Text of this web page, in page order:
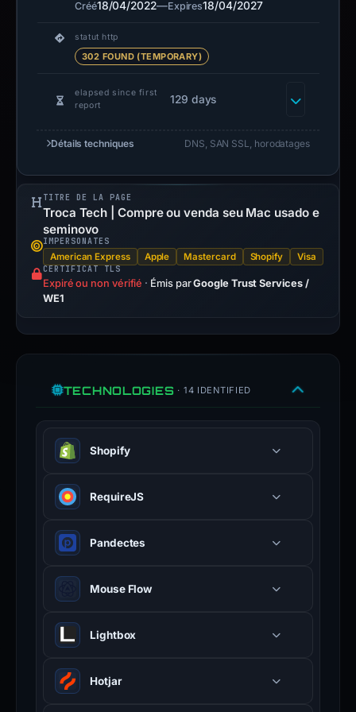
Créé18/04/2022—Expires18/04/2027
statut http
302 FOUND (TEMPORARY)
elapsed since first
report
129 days
Détails techniques DNS, SAN SSL, horodatages
TITRE DE LA PAGE
Troca Tech | Compre ou venda seu Mac usado e
seminovo
IMPERSONATES
American Express Apple Mastercard Shopify Visa
CERTIFICAT TLS
Expiré ou non vérifié · Émis parGoogle Trust Services /
WE1
TECHNOLOGIES · 14 IDENTIFIED
Shopify
RequireJS
Pandectes
Mouse Flow
Lightbox
Hotjar